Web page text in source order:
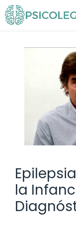
Saltar
al
la